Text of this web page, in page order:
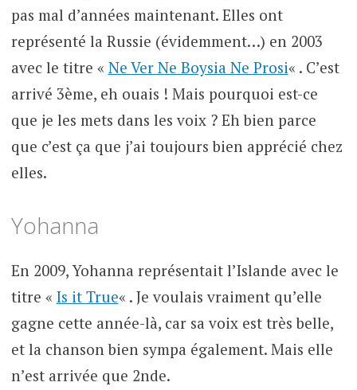
pas mal d’années maintenant. Elles ont
représenté la Russie (évidemment…) en 2003
avec le titre « Ne Ver Ne Boysia Ne Prosi« . C’est
arrivé 3ème, eh ouais ! Mais pourquoi est-ce
que je les mets dans les voix ? Eh bien parce
que c’est ça que j’ai toujours bien apprécié chez
elles.
Yohanna
En 2009, Yohanna représentait l’Islande avec le
titre « Is it True« . Je voulais vraiment qu’elle
gagne cette année-là, car sa voix est très belle,
et la chanson bien sympa également. Mais elle
n’est arrivée que 2nde.